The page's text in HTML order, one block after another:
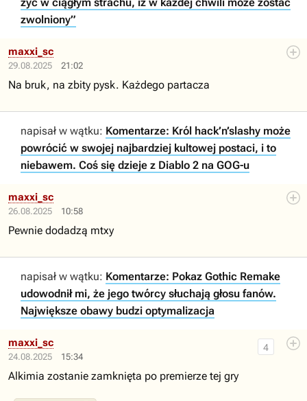
zwolniony”
29.08.2025 21:02
maxxi_sc
Na bruk, na zbity pysk. Każdego partacza
napisał w wątku: Komentarze: Król hack’n’slashy może
powrócić w swojej najbardziej kultowej postaci, i to
niebawem. Coś się dzieje z Diablo 2 na GOG-u
26.08.2025 10:58
maxxi_sc
Pewnie dodadzą mtxy
napisał w wątku: Komentarze: Pokaz Gothic Remake
udowodnił mi, że jego twórcy słuchają głosu fanów.
Największe obawy budzi optymalizacja
24.08.2025 15:34
4
maxxi_sc
Alkimia zostanie zamknięta po premierze tej gry